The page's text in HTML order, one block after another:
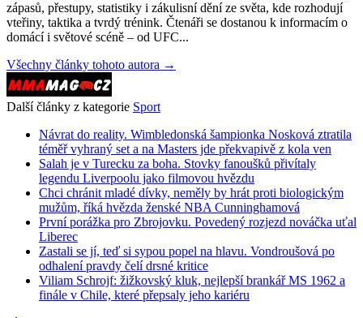
zápasů, přestupy, statistiky i zákulisní dění ze světa, kde rozhodují
vteřiny, taktika a tvrdý trénink. Čtenáři se dostanou k informacím o
domácí i světové scéně – od UFC...
Všechny články tohoto autora →
Další články z kategorie Sport
Návrat do reality. Wimbledonská šampionka Nosková ztratila
téměř vyhraný set a na Masters jde překvapivě z kola ven
Salah je v Turecku za boha. Stovky fanoušků přivítaly
legendu Liverpoolu jako filmovou hvězdu
Chci chránit mladé dívky, neměly by hrát proti biologickým
mužům, říká hvězda ženské NBA Cunninghamová
První porážka pro Zbrojovku. Povedený rozjezd nováčka uťal
Liberec
Zastali se jí, teď si sypou popel na hlavu. Vondroušová po
odhalení pravdy čelí drsné kritice
Viliam Schrojf: žižkovský kluk, nejlepší brankář MS 1962 a
finále v Chile, které přepsaly jeho kariéru